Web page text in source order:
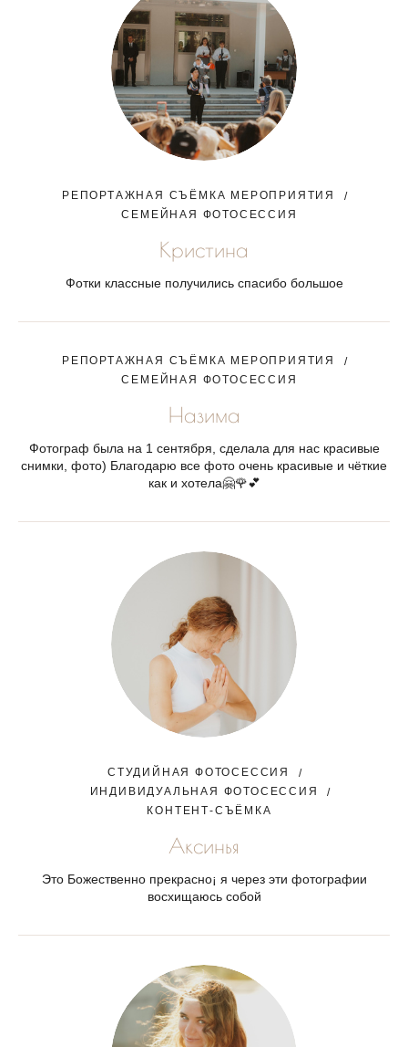
РЕПОРТАЖНАЯ СЪЁМКА МЕРОПРИЯТИЯ
СЕМЕЙНАЯ ФОТОСЕССИЯ
Кристина
Фотки классные получились спасибо большое
РЕПОРТАЖНАЯ СЪЁМКА МЕРОПРИЯТИЯ
СЕМЕЙНАЯ ФОТОСЕССИЯ
Назима
Фотограф была на 1 сентября, сделала для нас красивые
снимки, фото) Благодарю все фото очень красивые и чëткие
как и хотела🤗🌹💕
СТУДИЙНАЯ ФОТОСЕССИЯ
ИНДИВИДУАЛЬНАЯ ФОТОСЕССИЯ
КОНТЕНТ-СЪЁМКА
Аксинья
Это Божественно прекрасно¡ я через эти фотографии
восхищаюсь собой